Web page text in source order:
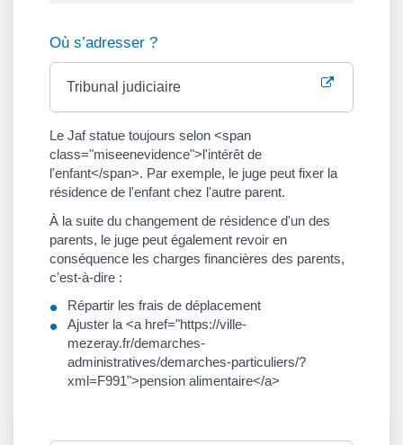
Où s’adresser ?
Tribunal judiciaire
Le Jaf statue toujours selon <span
class="miseenevidence">l'intérêt de
l'enfant</span>. Par exemple, le juge peut fixer la
résidence de l'enfant chez l'autre parent.
À la suite du changement de résidence d'un des
parents, le juge peut également revoir en
conséquence les charges financières des parents,
c'est-à-dire :
Répartir les frais de déplacement
Ajuster la <a href="https://ville-
mezeray.fr/demarches-
administratives/demarches-particuliers/?
xml=F991">pension alimentaire</a>